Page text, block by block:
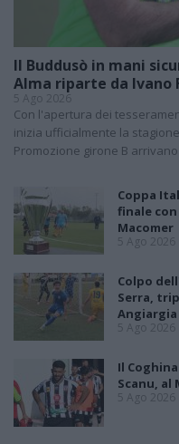
Il Buddusò in mani
Alma riparte da Ivano
5 Ago 2026
Con l'apertura dei
inizia ufficialmente la
Promozione girone B
Coppa
finale con
Macomer
5 Ago 2026
Colpo
Serra,
Angiargia
5 Ago 2026
Il
Scanu, al
5 Ago 2026